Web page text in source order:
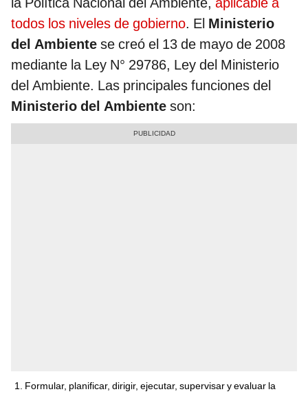
todos los niveles de gobierno. El Ministerio
del Ambiente se creó el 13 de mayo de 2008
mediante la Ley N° 29786, Ley del Ministerio
del Ambiente. Las principales funciones del
Ministerio del Ambiente son:
Formular, planificar, dirigir, ejecutar, supervisar y evaluar la